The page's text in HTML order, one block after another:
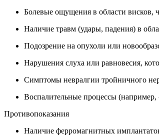
Болевые ощущения в области висков,
Наличие травм (удары, падения) в
Подозрение на опухоли или
Нарушения слуха или равновесия,
Симптомы невралгии тройничного
Воспалительные процессы
Противопоказания
Наличие ферромагнитных